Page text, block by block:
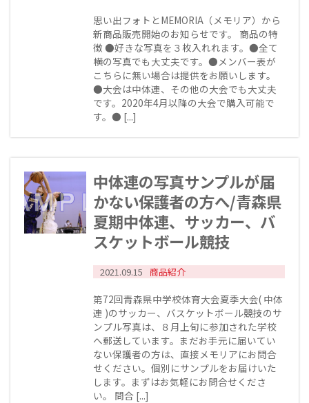
思い出フォトとMEMORIA（メモリア）から
新商品販売開始のお知らせです。 商品の特
徴 ●好きな写真を３枚入れれます。●全て
横の写真でも大丈夫です。●メンバー表が
こちらに無い場合は提供をお願いします。
●大会は中体連、その他の大会でも大丈夫
です。2020年4月以降の大会で購入可能で
す。● [...]
中体連の写真サンプルが届
かない保護者の方へ/青森県
夏期中体連、サッカー、バ
スケットボール競技
2021.09.15 商品紹介
第72回青森県中学校体育大会夏季大会( 中体
連 )のサッカー、バスケットボール競技のサ
ンプル写真は、８月上旬に参加された学校
へ郵送しています。まだお手元に届いてい
ない保護者の方は、直接メモリアにお問合
せください。個別にサンプルをお届けいた
します。まずはお気軽にお問合せくださ
い。 問合 [...]